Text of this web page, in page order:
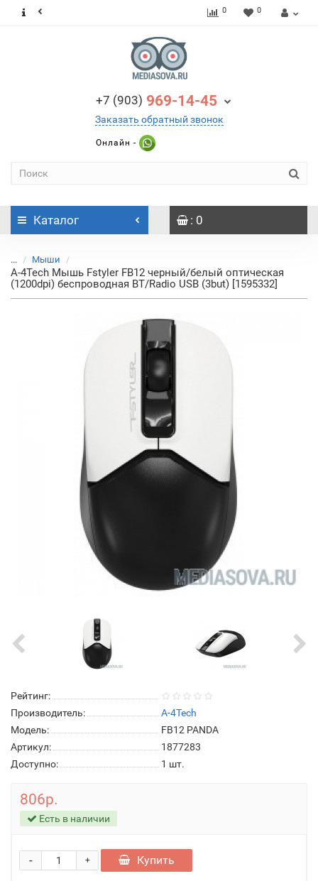
0 0
+7 (903) 969-14-45
Заказать обратный звонок
Онлайн -
Каталог : 0
... Мыши
A-4Tech Мышь Fstyler FB12 черный/белый оптическая
(1200dpi) беспроводная BT/Radio USB (3but) [1595332]
Рейтинг:
Производитель:
A-4Tech
Модель:
FB12 PANDA
Артикул:
1877283
Доступно:
1 шт.
806р.
Есть в наличии
+
- Купить